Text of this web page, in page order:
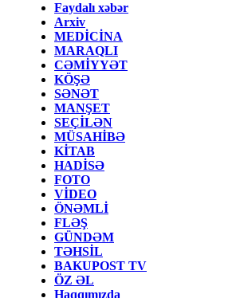
Faydalı xəbər
Arxiv
MEDİCİNA
MARAQLI
CƏMİYYƏT
KÖŞƏ
SƏNƏT
MANŞET
SEÇİLƏN
MÜSAHİBƏ
KİTAB
HADİSƏ
FOTO
VİDEO
ÖNƏMLİ
FLƏŞ
GÜNDƏM
TƏHSİL
BAKUPOST TV
ÖZ ƏL
Haqqımızda